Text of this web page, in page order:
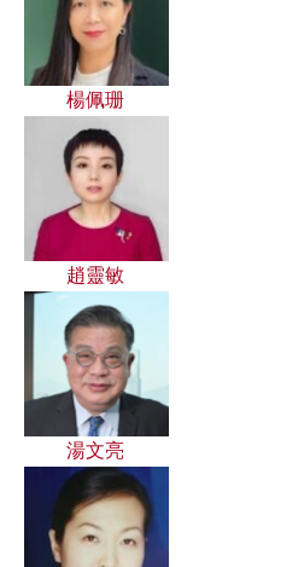
楊佩珊
趙靈敏
湯文亮